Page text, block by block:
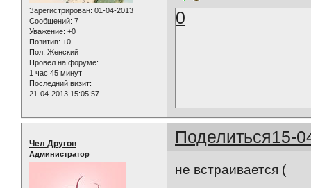
Зарегистрирован: 01-04-2013
Сообщений: 7
Уважение: +0
Позитив: +0
Пол: Женский
Провел на форуме:
1 час 45 минут
Последний визит:
21-04-2013 15:05:57
0
Поделиться15-
Чел Другов
Администратор
не встраивается (